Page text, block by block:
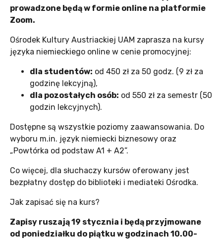
prowadzone będą w formie online na platformie
Zoom.
Ośrodek Kultury Austriackiej UAM zaprasza na kursy
języka niemieckiego online w cenie promocyjnej:
dla studentów: od 450 zł za 50 godz. (9 zł za
godzinę lekcyjną),
dla pozostałych osób: od 550 zł za semestr (50
godzin lekcyjnych).
Dostępne są wszystkie poziomy zaawansowania. Do
wyboru m.in. język niemiecki biznesowy oraz
„Powtórka od podstaw A1 + A2”.
Co więcej, dla słuchaczy kursów oferowany jest
bezpłatny dostęp do biblioteki i mediateki Ośrodka.
Jak zapisać się na kurs?
Zapisy ruszają 19 stycznia i będą przyjmowane
od poniedziałku do piątku w godzinach 10.00-